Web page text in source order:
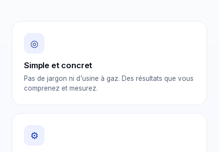
◎
Simple et concret
Pas de jargon ni d'usine à gaz. Des résultats que vous
comprenez et mesurez.
⚙